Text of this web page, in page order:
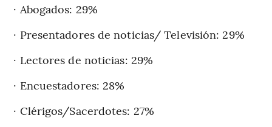
· Abogados: 29%
· Presentadores de noticias/ Televisión: 29%
· Lectores de noticias: 29%
· Encuestadores: 28%
· Clérigos/Sacerdotes: 27%